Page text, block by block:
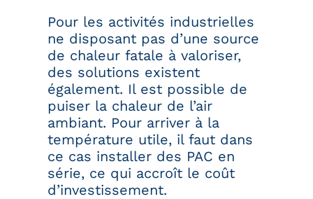
Pour les activités industrielles
ne disposant pas d’une source
de chaleur fatale à valoriser,
des solutions existent
également. Il est possible de
puiser la chaleur de l’air
ambiant. Pour arriver à la
température utile, il faut dans
ce cas installer des PAC en
série, ce qui accroît le coût
d’investissement.